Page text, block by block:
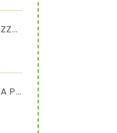
CAJA DE PIZZA 40X40X4 C/50
ENSALADERA PET TRANSPARENTE 64 OZ TIPO ALMEJA